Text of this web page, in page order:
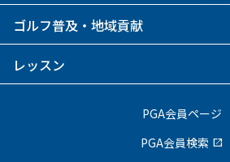
ゴルフ普及・地域貢献
レッスン
PGA会員ページ
PGA会員検索 open_in_new